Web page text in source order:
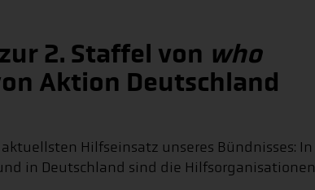
2. Staffel von who
Aktion Deutschland
Hilfseinsatz unseres Bündnisses: In
in Deutschland sind die Hilfsorganisationen